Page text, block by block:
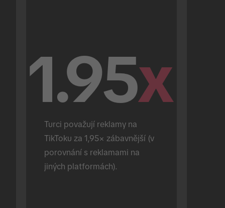
1.95x
Turci považují reklamy na
TikToku za 1,95× zábavnější (v
porovnání s reklamami na
jiných platformách).